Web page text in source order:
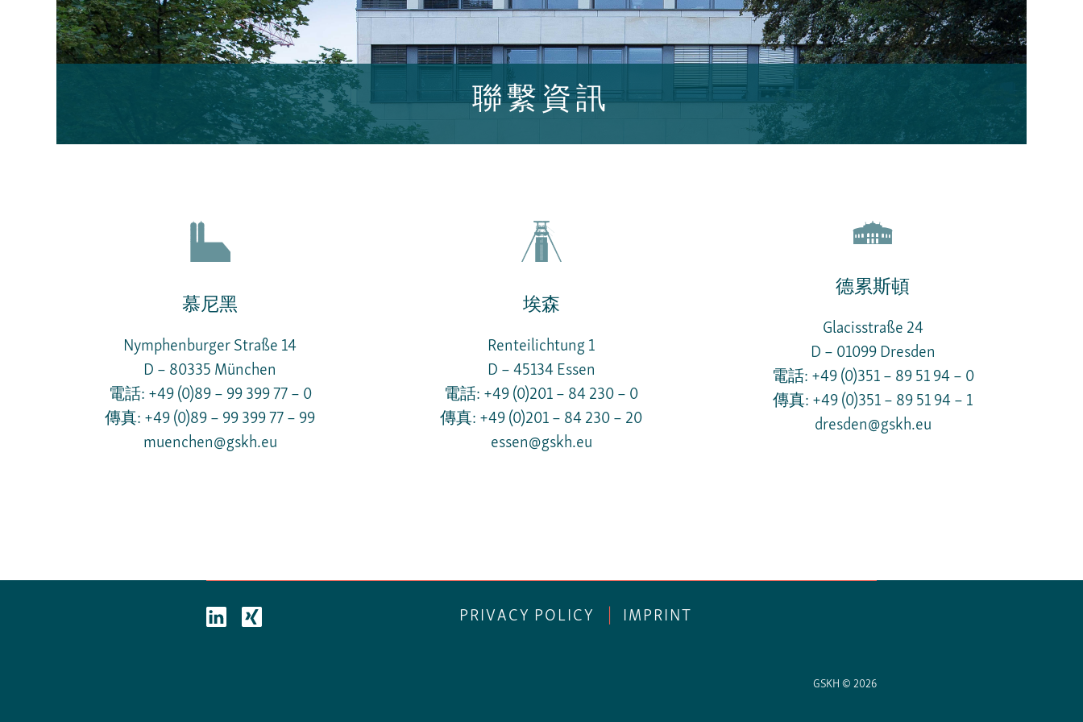
聯繫資訊
慕尼黑
Nymphenburger Straße 14
D – 80335 München
電話: +49 (0)89 – 99 399 77 – 0
傳真: +49 (0)89 – 99 399 77 – 99
muenchen@gskh.eu
埃森
Renteilichtung 1
D – 45134 Essen
電話: +49 (0)201 – 84 230 – 0
傳真: +49 (0)201 – 84 230 – 20
essen@gskh.eu
德累斯頓
Glacisstraße 24
D – 01099 Dresden
電話: +49 (0)351 – 89 51 94 – 0
傳真: +49 (0)351 – 89 51 94 – 1
dresden@gskh.eu
PRIVACY POLICY IMPRINT
GSKH © 2026